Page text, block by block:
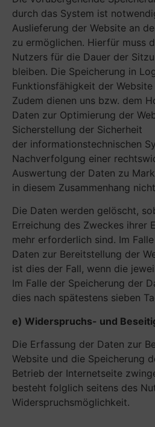
durch das System ist
Auslieferung der Website an
zu ermöglichen. Hierfür muss
Nutzers für die Dauer der
bleiben. Die Speicherung in
Funktionsfähigkeit der
Zudem dienen uns bzw. dem
Daten zur Optimierung der
Sicherstellung der Sicherheit
der informationstechnischen
Nachverfolgung einer
Auswertung der Daten zu
in diesem Zusammenhang
Die Daten werden gelöscht,
Erreichung des Zweckes ihrer
mehr erforderlich sind. Im
Daten zur Bereitstellung der
ist dies der Fall, wenn die
Im Falle der Speicherung der
dies nach spätestens sieben
e) Widerspruchs- und
Die Erfassung der Daten zur
Website und die Speicherung
Betrieb der Internetseite
besteht folglich seitens des
Widerspruchsmöglichkeit.